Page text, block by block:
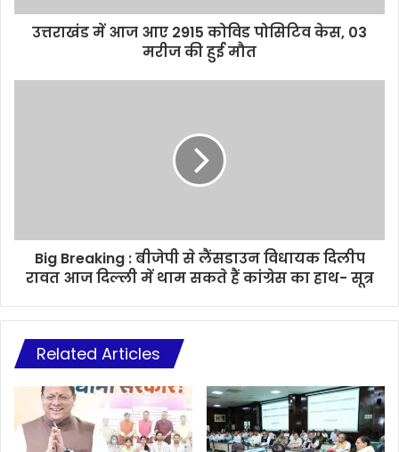
उत्तराखंड में आज आए 2915 कोविड पोसिटिव केस, 03
मरीज की हुई मौत
Big Breaking : बीजेपी से लैंसडाउन विधायक दिलीप
रावत आज दिल्ली में थाम सकते हैं कांग्रेस का हाथ- सूत्र
Related Articles